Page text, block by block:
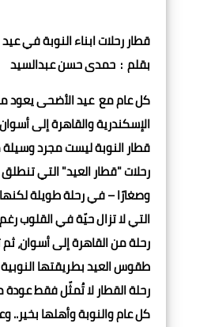
قطار رحلات ابناء النوبة في
بقلم : حمدى حسن عبدالسيد
كل عام مع عيد الأضحى يعود
الإسكندرية والقاهرة إلى أسوان
قطار النوبة ليست مجرد
رحلات "قطار العيد" التي تنطلق
وصغارًا – في رحلة طويلة لكنها
التي لا تزال حيّة في القلوب
رحلة من القاهرة إلى أسوان،
طقوس العيد بطريقتها النوبية
رحلة القطار لا تُمثّل فقط عودة
كل عام والنوبة وأهلها